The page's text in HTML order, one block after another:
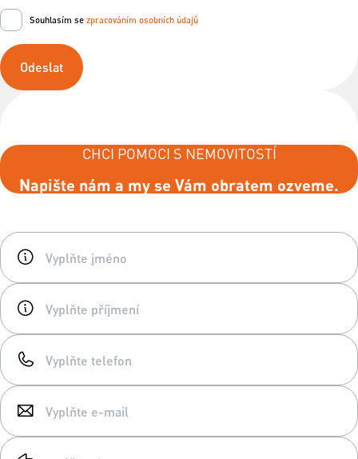
Souhlasím se zpracováním osobních údajů
Odeslat
CHCI POMOCI S NEMOVITOSTÍ
Napište nám a my se Vám obratem ozveme.